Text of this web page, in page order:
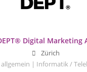
Digital Marketing
Zürich
allgemein | Informatik /